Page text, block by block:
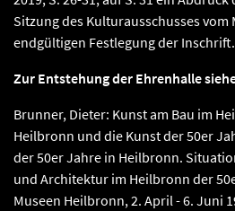
Sitzung des Kulturausschusses vom
endgültigen Festlegung der Inschrift.
Zur Entstehung der Ehrenhalle
Brunner, Dieter: Kunst am Bau im
Heilbronn und die Kunst der 50er
der 50er Jahre in Heilbronn.
und Architektur im Heilbronn der
Museen Heilbronn, 2. April - 6. Juni